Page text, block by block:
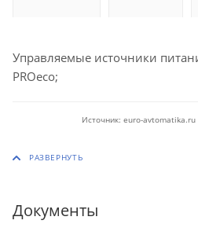
Управляемые источники
PROeco;
Источник: euro-
Документы